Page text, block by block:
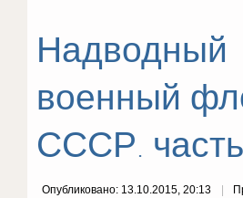
Надводный
военный
СССР. часть
Опубликовано: 13.10.2015, 20:13